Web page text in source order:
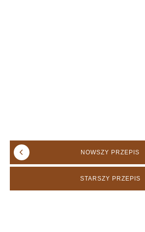
NOWSZY PRZEPIS
STARSZY PRZEPIS